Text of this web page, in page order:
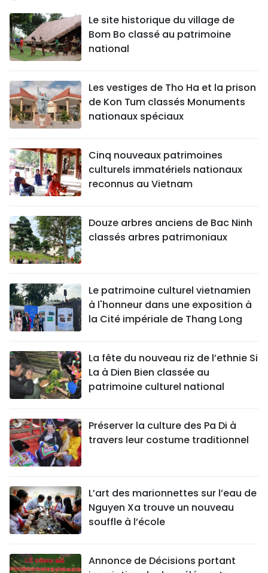
Le site historique du village de
Bom Bo classé au patrimoine
national
Les vestiges de Tho Ha et la prison
de Kon Tum classés Monuments
nationaux spéciaux
Cinq nouveaux patrimoines
culturels immatériels nationaux
reconnus au Vietnam
Douze arbres anciens de Bac Ninh
classés arbres patrimoniaux
Le patrimoine culturel vietnamien
à l'honneur dans une exposition à
la Cité impériale de Thang Long
La fête du nouveau riz de l’ethnie Si
La à Dien Bien classée au
patrimoine culturel national
Préserver la culture des Pa Di à
travers leur costume traditionnel
L’art des marionnettes sur l’eau de
Nguyen Xa trouve un nouveau
souffle à l’école
Annonce de Décisions portant